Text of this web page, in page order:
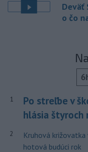
Deväť
o čo
1
Po streľbe v
hlásia štyroch
2
Kruhová križovatka
hotová budúci rok